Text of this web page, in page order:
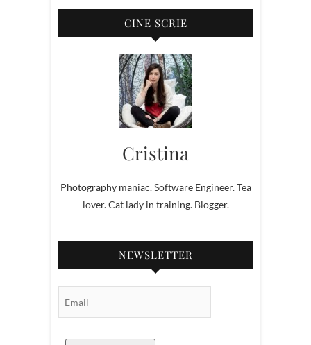
CINE SCRIE
Cristina
Photography maniac. Software Engineer. Tea
lover. Cat lady in training. Blogger.
NEWSLETTER